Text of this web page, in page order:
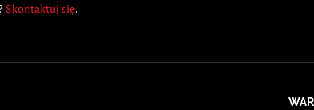
Skontaktuj się.